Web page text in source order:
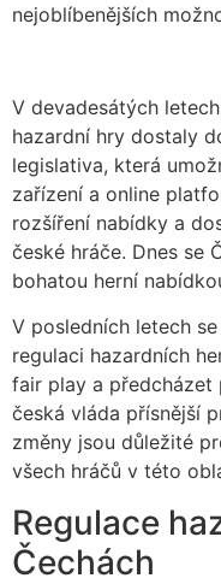
nejoblíbenějších
V devadesátých
hazardní hry dostaly
legislativa, která
zařízení a online
rozšíření nabídky a
české hráče. Dnes se
bohatou herní
V posledních letech
regulaci hazardních
fair play a předcházet
česká vláda přísnější
změny jsou důležité
všech hráčů v této
Regulace
Čechách